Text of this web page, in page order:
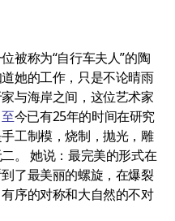
被称为“自行车夫人”的陶
她的工作，只是不论晴雨
与海岸之间，这位艺术家
至今已有25年的时间在研究
工制模，烧制，抛光，雕
。 她说：最完美的形式在
了最美丽的螺旋，在爆裂
序的对称和大自然的不对